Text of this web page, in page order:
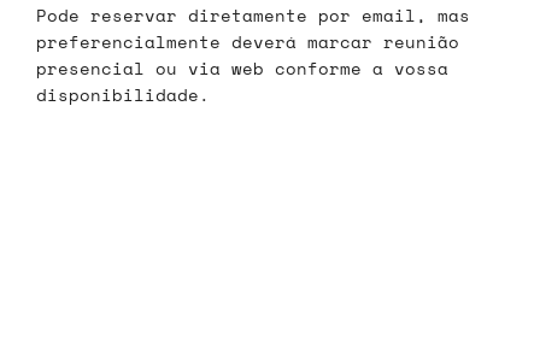
Pode reservar diretamente por email, mas
preferencialmente deverá marcar reunião
presencial ou via web conforme a vossa
disponibilidade.